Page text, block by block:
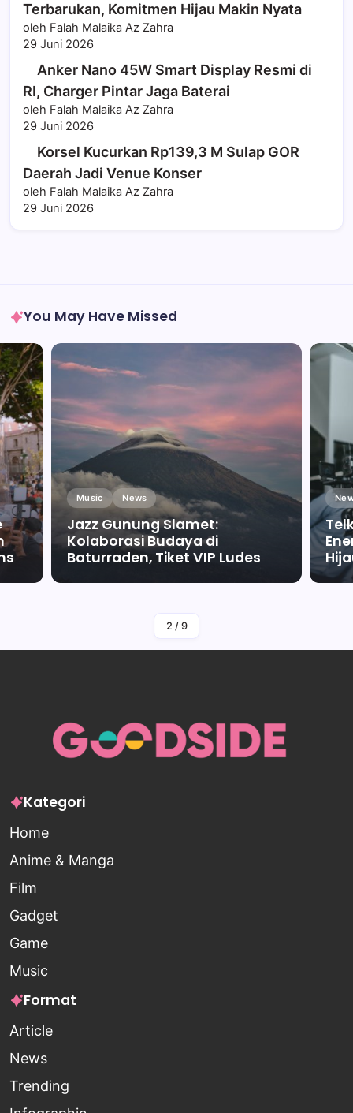
Terbarukan, Komitmen Hijau Makin Nyata
oleh Falah Malaika Az Zahra
29 Juni 2026
Anker Nano 45W Smart Display Resmi di
RI, Charger Pintar Jaga Baterai
oleh Falah Malaika Az Zahra
29 Juni 2026
Korsel Kucurkan Rp139,3 M Sulap GOR
Daerah Jadi Venue Konser
oleh Falah Malaika Az Zahra
29 Juni 2026
You May Have Missed
Music News
Jazz Gunung Slamet:
Kolaborasi Budaya di
Baturraden, Tiket VIP Ludes
2 / 9
Kategori
Home
Anime & Manga
Film
Gadget
Game
Music
Format
Article
News
Trending